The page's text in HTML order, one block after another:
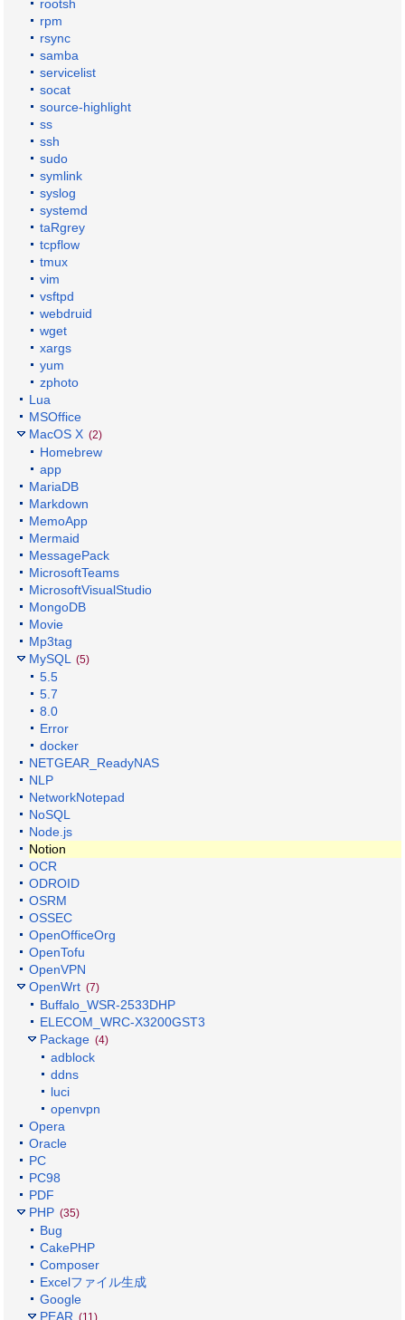
rootsh
rpm
rsync
samba
servicelist
socat
source-highlight
ss
ssh
sudo
symlink
syslog
systemd
taRgrey
tcpflow
tmux
vim
vsftpd
webdruid
wget
xargs
yum
zphoto
Lua
MSOffice
MacOS X (2)
Homebrew
app
MariaDB
Markdown
MemoApp
Mermaid
MessagePack
MicrosoftTeams
MicrosoftVisualStudio
MongoDB
Movie
Mp3tag
MySQL
(5)
5.5
5.7
8.0
Error
docker
NETGEAR_ReadyNAS
NLP
NetworkNotepad
NoSQL
Node.js
Notion
OCR
ODROID
OSRM
OSSEC
OpenOfficeOrg
OpenTofu
OpenVPN
OpenWrt (7)
Buffalo_WSR-2533DHP
ELECOM_WRC-X3200GST3
Package (4)
adblock
ddns
luci
openvpn
Opera
Oracle
PC
PC98
PDF
PHP (35)
Bug
CakePHP
Composer
Excelファイル生成
Google
PEAR (11)